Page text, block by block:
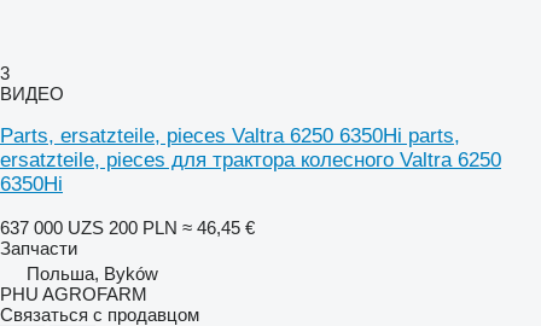
3
ВИДЕО
Parts, ersatzteile, pieces Valtra 6250 6350Hi parts,
ersatzteile, pieces для трактора колесного Valtra 6250
6350Hi
637 000 UZS 200 PLN ≈ 46,45 €
Запчасти
Польша, Byków
PHU AGROFARM
Связаться с продавцом